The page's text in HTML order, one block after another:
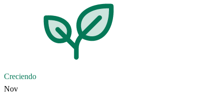
Creciendo
Nov